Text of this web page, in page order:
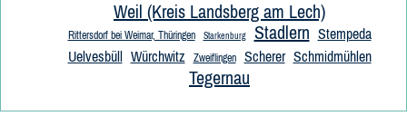
Weil (Kreis Landsberg am Lech)
Rittersdorf bei Weimar, Thüringen Starkenburg Stadlern Stempeda
Uelvesbüll Würchwitz Zweiflingen Scherer Schmidmühlen
Tegernau